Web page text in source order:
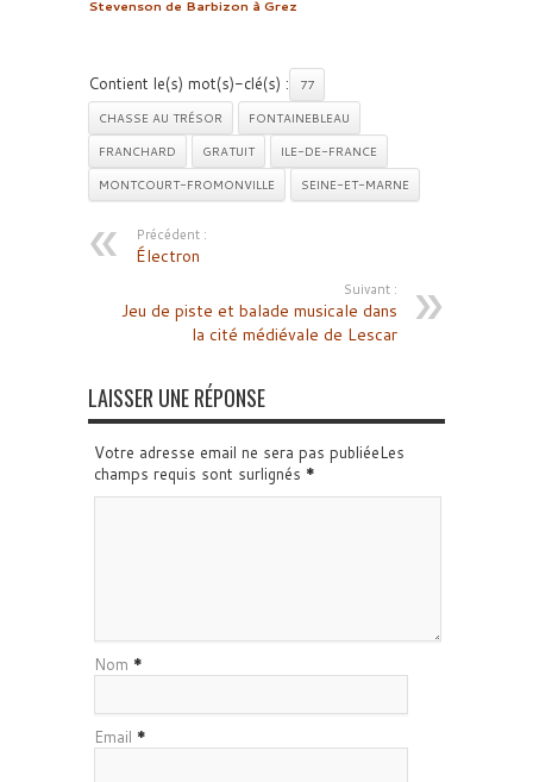
Stevenson de Barbizon à Grez
Contient le(s) mot(s)-clé(s) :
77
CHASSE AU TRÉSOR
FONTAINEBLEAU
FRANCHARD
GRATUIT
ILE-DE-FRANCE
MONTCOURT-FROMONVILLE
SEINE-ET-MARNE
Précédent :
Électron
Suivant :
Jeu de piste et balade musicale dans
la cité médiévale de Lescar
LAISSER UNE RÉPONSE
Votre adresse email ne sera pas publiéeLes
champs requis sont surlignés *
Nom *
Email *